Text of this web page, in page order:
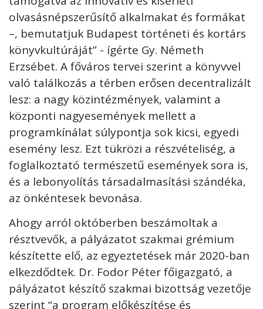
olvasásnépszerűsítő alkalmakat és formákat
–, bemutatjuk Budapest történeti és kortárs
könyvkultúráját” - ígérte Gy. Németh
Erzsébet. A főváros tervei szerint a könyvvel
való találkozás a térben erősen decentralizált
lesz: a nagy közintézmények, valamint a
központi nagyesemények mellett a
programkínálat súlypontja sok kicsi, egyedi
esemény lesz. Ezt tükrözi a részvételiség, a
foglalkoztató természetű események sora is,
és a lebonyolítás társadalmasítási szándéka,
az önkéntesek bevonása.
Ahogy arról októberben beszámoltak a
résztvevők, a pályázatot szakmai grémium
készítette elő, az egyeztetések már 2020-ban
elkezdődtek. Dr. Fodor Péter főigazgató, a
pályázatot készítő szakmai bizottság vezetője
szerint “a program előkészítése és